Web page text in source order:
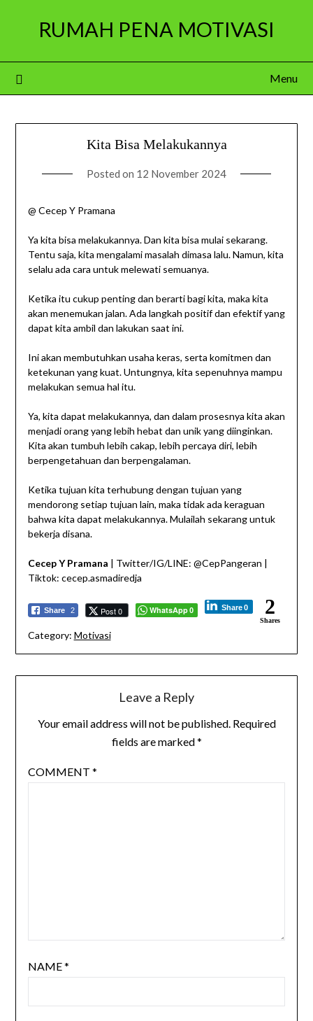
RUMAH PENA MOTIVASI
Menu
Kita Bisa Melakukannya
Posted on 12 November 2024
@ Cecep Y Pramana
Ya kita bisa melakukannya. Dan kita bisa mulai sekarang.
Tentu saja, kita mengalami masalah dimasa lalu. Namun, kita
selalu ada cara untuk melewati semuanya.
Ketika itu cukup penting dan berarti bagi kita, maka kita
akan menemukan jalan. Ada langkah positif dan efektif yang
dapat kita ambil dan lakukan saat ini.
Ini akan membutuhkan usaha keras, serta komitmen dan
ketekunan yang kuat. Untungnya, kita sepenuhnya mampu
melakukan semua hal itu.
Ya, kita dapat melakukannya, dan dalam prosesnya kita akan
menjadi orang yang lebih hebat dan unik yang diinginkan.
Kita akan tumbuh lebih cakap, lebih percaya diri, lebih
berpengetahuan dan berpengalaman.
Ketika tujuan kita terhubung dengan tujuan yang
mendorong setiap tujuan lain, maka tidak ada keraguan
bahwa kita dapat melakukannya. Mulailah sekarang untuk
bekerja disana.
Cecep Y Pramana | Twitter/IG/LINE: @CepPangeran |
Tiktok: cecep.asmadiredja
Share 2 Post 0 WhatsApp 0 Share 0 2
Shares
Category: Motivasi
Leave a Reply
Your email address will not be published. Required
fields are marked*
COMMENT *
NAME*